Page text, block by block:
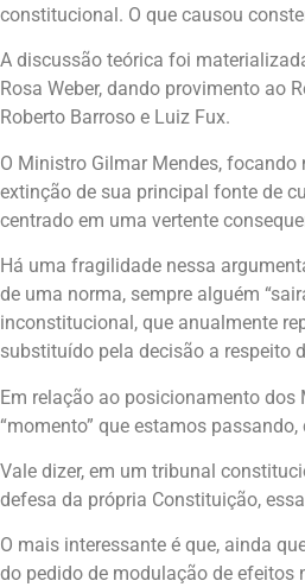
constitucional. O que causou
A discussão teórica foi
Rosa Weber, dando provimento ao
Roberto Barroso e Luiz Fux.
O Ministro Gilmar Mendes,
extinção de sua principal fonte de
centrado em uma vertente
Há uma fragilidade nessa
de uma norma, sempre alguém
inconstitucional, que anualmente
substituído pela decisão a respeito
Em relação ao posicionamento
“momento” que estamos
Vale dizer, em um tribunal
defesa da própria Constituição,
O mais interessante é que, ainda
do pedido de modulação de efeitos